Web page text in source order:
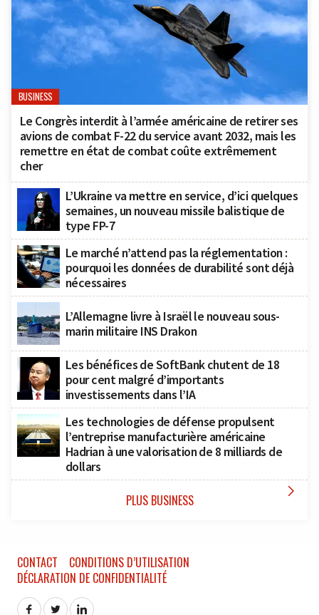
BUSINESS
Le Congrès interdit à l’armée américaine de retirer ses
avions de combat F-22 du service avant 2032, mais les
remettre en état de combat coûte extrêmement
cher
L’Ukraine va mettre en service, d’ici quelques
semaines, un nouveau missile balistique de
type FP-7
Le marché n’attend pas la réglementation :
pourquoi les données de durabilité sont déjà
nécessaires
L’Allemagne livre à Israël le nouveau sous-
marin militaire INS Drakon
Les bénéfices de SoftBank chutent de 18
pour cent malgré d’importants
investissements dans l’IA
Les technologies de défense propulsent
l’entreprise manufacturière américaine
Hadrian à une valorisation de 8 milliards de
dollars
PLUS BUSINESS 
CONTACT
CONDITIONS D’UTILISATION
DÉCLARATION DE CONFIDENTIALITÉ